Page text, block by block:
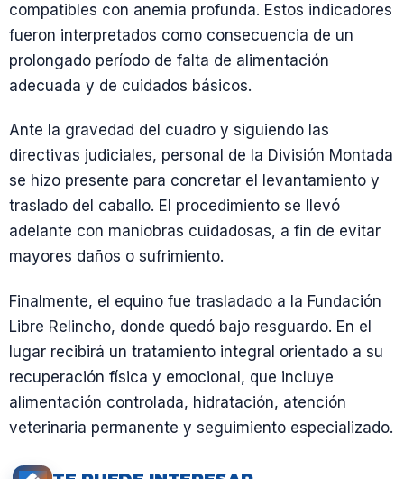
compatibles con anemia profunda. Estos indicadores
fueron interpretados como consecuencia de un
prolongado período de falta de alimentación
adecuada y de cuidados básicos.
Ante la gravedad del cuadro y siguiendo las
directivas judiciales, personal de la División Montada
se hizo presente para concretar el levantamiento y
traslado del caballo. El procedimiento se llevó
adelante con maniobras cuidadosas, a fin de evitar
mayores daños o sufrimiento.
Finalmente, el equino fue trasladado a la Fundación
Libre Relincho, donde quedó bajo resguardo. En el
lugar recibirá un tratamiento integral orientado a su
recuperación física y emocional, que incluye
alimentación controlada, hidratación, atención
veterinaria permanente y seguimiento especializado.